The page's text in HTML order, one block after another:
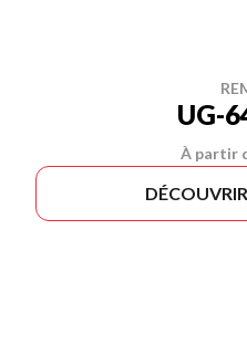
UG-
À partir